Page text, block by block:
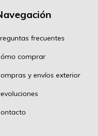
frecuentes
comprar
y envíos exterior